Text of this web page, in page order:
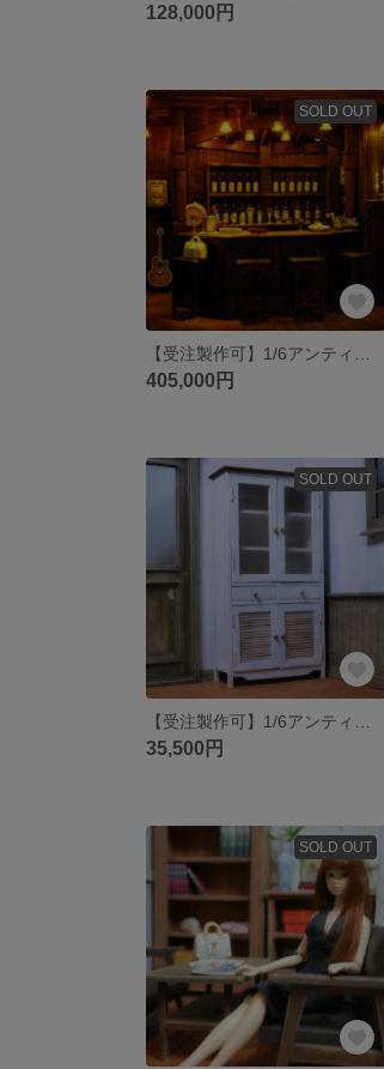
128,000円
SOLD OUT
405,000円
SOLD OUT
35,500円
SOLD OUT